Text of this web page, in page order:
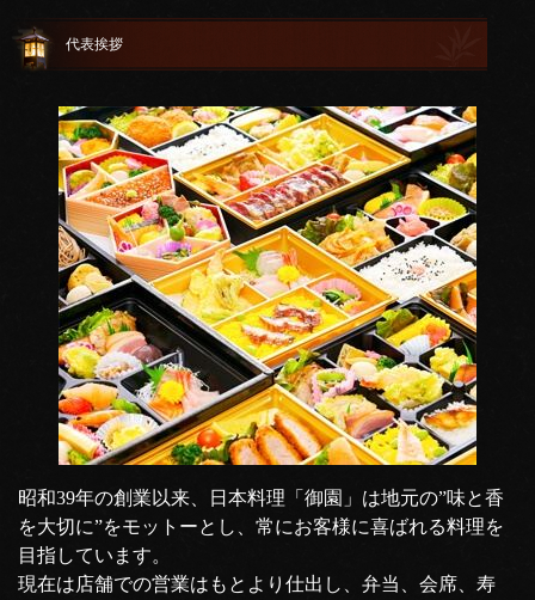
代表挨拶
昭和39年の創業以来、日本料理「御園」は地元の”味と香
を大切に”をモットーとし、常にお客様に喜ばれる料理を
目指しています。
現在は店舗での営業はもとより仕出し、弁当、会席、寿